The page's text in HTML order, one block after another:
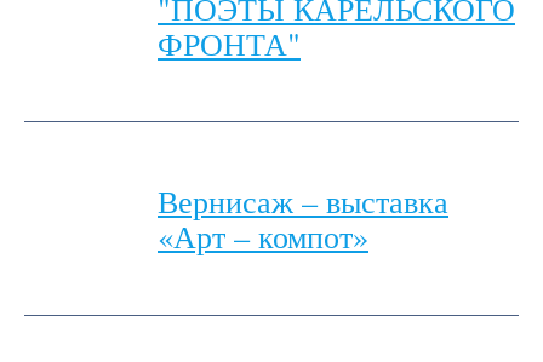
ФРОНТА"
Вернисаж – выставка
«Арт – компот»